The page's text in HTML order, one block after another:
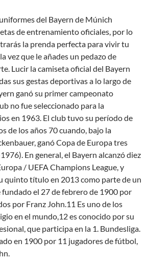
del Bayern de Múnich
de entrenamiento oficiales, por lo
la prenda perfecta para vivir tu
vez que le añades un pedazo de
Lucir la camiseta oficial del Bayern
sus gestas deportivas a lo largo de
ganó su primer campeonato
no fue seleccionado para la
en 1963. El club tuvo su período de
de los años 70 cuando, bajo la
ganó Copa de Europa tres
En general, el Bayern alcanzó diez
/ UEFA Champions League, y
quinto título en 2013 como parte de un
el 27 de febrero de 1900 por
por Franz John.11 Es uno de los
en el mundo,12 es conocido por su
que participa en la 1. Bundesliga.
en 1900 por 11 jugadores de fútbol,